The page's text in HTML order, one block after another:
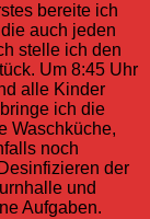
bereite ich
auch jeden
stelle ich den
Um 8:45 Uhr
alle Kinder
ich die
Waschküche,
noch
der
und
Aufgaben.